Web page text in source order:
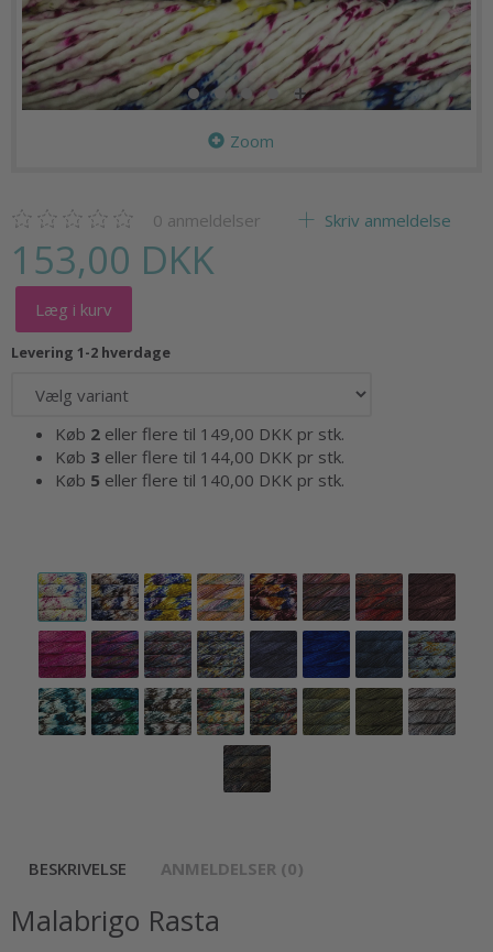
Zoom
0 anmeldelser Skriv anmeldelse
153,00 DKK
Læg i kurv
Levering 1-2 hverdage
Køb 2 eller flere til 149,00 DKK pr stk.
Køb 3 eller flere til 144,00 DKK pr stk.
Køb 5 eller flere til 140,00 DKK pr stk.
BESKRIVELSE ANMELDELSER (0)
Malabrigo Rasta